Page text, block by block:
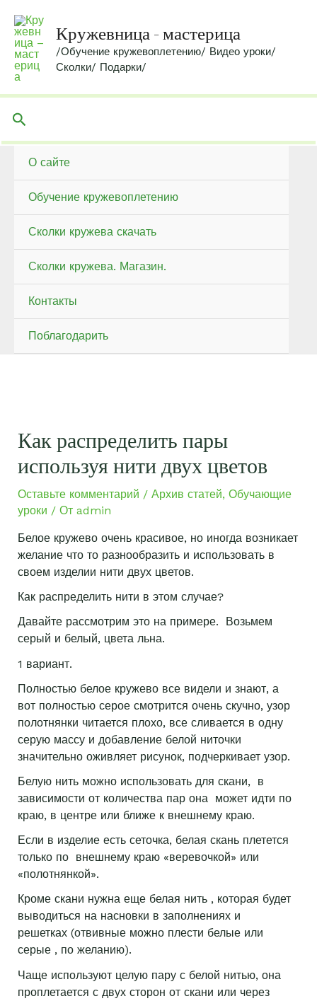
содержимомуКружевница - мастерица
/Обучение кружевоплетению/ Видео уроки/
Сколки/ Подарки/
Поиск
О сайте
Обучение кружевоплетению
Сколки кружева скачать
Сколки кружева. Магазин.
Контакты
Поблагодарить
Как распределить пары
используя нити двух цветов
Оставьте комментарий / Архив статей, Обучающие
уроки / От admin
Белое кружево очень красивое, но иногда возникает
желание что то разнообразить и использовать в
своем изделии нити двух цветов.
Как распределить нити в этом случае?
Давайте рассмотрим это на примере. Возьмем
серый и белый, цвета льна.
1 вариант.
Полностью белое кружево все видели и знают, а
вот полностью серое смотрится очень скучно, узор
полотнянки читается плохо, все сливается в одну
серую массу и добавление белой ниточки
значительно оживляет рисунок, подчеркивает узор.
Белую нить можно использовать для скани, в
зависимости от количества пар она может идти по
краю, в центре или ближе к внешнему краю.
Если в изделие есть сеточка, белая скань плетется
только по внешнему краю «веревочкой» или
«полотнянкой».
Кроме скани нужна еще белая нить , которая будет
выводиться на насновки в заполнениях и
решетках (отвивные можно плести белые или
серые , по желанию).
Чаще используют целую пару с белой нитью, она
проплетается с двух сторон от скани или через